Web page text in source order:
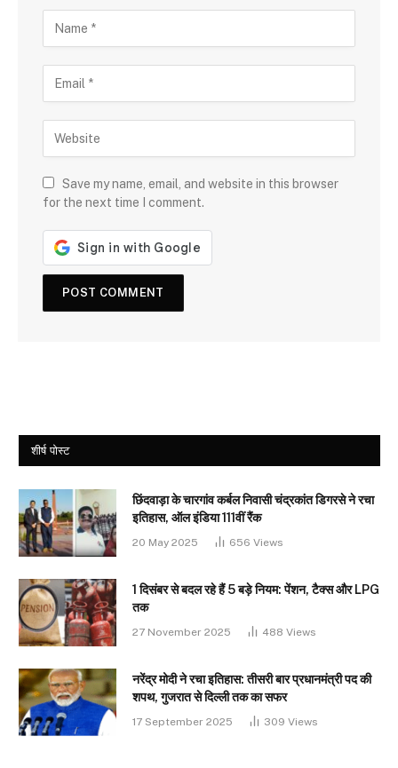
Save my name, email, and website in this browser
for the next time I comment.
शीर्ष पोस्ट
छिंदवाड़ा के चारगांव कर्बल निवासी चंद्रकांत डिगरसे ने रचा
इतिहास, ऑल इंडिया 111वीं रैंक
20 May 2025 656 Views
1 दिसंबर से बदल रहे हैं 5 बड़े नियम: पेंशन, टैक्स और LPG
तक
27 November 2025 488 Views
नरेंद्र मोदी ने रचा इतिहास: तीसरी बार प्रधानमंत्री पद की
शपथ, गुजरात से दिल्ली तक का सफर
17 September 2025 309 Views